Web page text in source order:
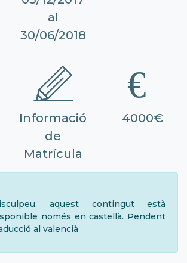
al
30/06/2018
Informació
de
Matrícula
4000€
aquest contingut està
només en castellà. Pendent
al valencià